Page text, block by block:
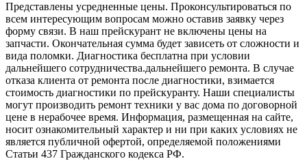
Представлены усредненные цены. Проконсультироваться по
всем интересующим вопросам можно оставив заявку через
форму связи. В наш прейскурант не включены цены на
запчасти. Окончательная сумма будет зависеть от сложности и
вида поломки. Диагностика бесплатна при условии
дальнейшего сотрудничества.дальнейшего ремонта. В случае
отказа клиента от ремонта после диагностики, взимается
стоимость диагностики по прейскуранту. Наши специалисты
могут производить ремонт техники у вас дома по договорной
цене в нерабочее время. Информация, размещенная на сайте,
носит ознакомительный характер и ни при каких условиях не
является публичной офертой, определяемой положениями
Статьи 437 Гражданского кодекса РФ.